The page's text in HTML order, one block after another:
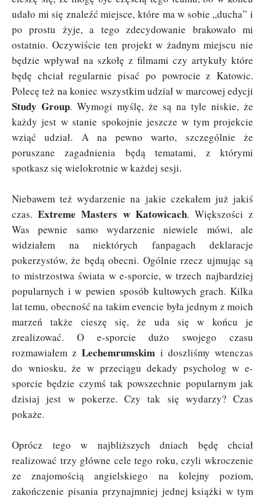
udało mi się znaleźć miejsce, które ma w sobie „ducha” i
po prostu żyje, a tego zdecydowanie brakowało mi
ostatnio. Oczywiście ten projekt w żadnym miejscu nie
będzie wpływał na szkołę z filmami czy artykuły które
będę chciał regularnie pisać po powrocie z Katowic.
Polecę też na koniec wszystkim udział w marcowej edycji
Study Group. Wymogi myślę, że są na tyle niskie, że
każdy jest w stanie spokojnie jeszcze w tym projekcie
wziąć udział. A na pewno warto, szczególnie że
poruszane zagadnienia będą tematami, z którymi
spotkasz się wielokrotnie w każdej sesji.
Niebawem też wydarzenie na jakie czekałem już jakiś
czas.Extreme Masters w Katowicach. Większości z
Was pewnie samo wydarzenie niewiele mówi, ale
widziałem na niektórych fanpagach deklaracje
pokerzystów, że będą obecni. Ogólnie rzecz ujmując są
to mistrzostwa świata w e-sporcie, w trzech najbardziej
popularnych i w pewien sposób kultowych grach. Kilka
lat temu, obecność na takim evencie była jednym z moich
marzeń także cieszę się, że uda się w końcu je
zrealizować. O e-sporcie dużo swojego czasu
rozmawiałem zLechemrumskim i doszliśmy wtenczas
do wniosku, że w przeciągu dekady psycholog w e-
sporcie będzie czymś tak powszechnie popularnym jak
dzisiaj jest w pokerze. Czy tak się wydarzy? Czas
pokaże.
Oprócz tego w najbliższych dniach będę chciał
realizować trzy główne cele tego roku, czyli wkroczenie
ze znajomością angielskiego na kolejny poziom,
zakończenie pisania przynajmniej jednej książki w tym